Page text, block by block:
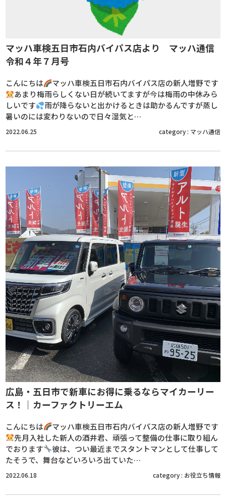
マッハ車検五日市石内バイパス店より マッハ通信
令和４年７月号
こんにちは
マッハ車検五日市石内バイパス店の新人増野です
あまり梅雨らしくない日が続いてますが今は梅雨の中休みら
しいです
雨が降らないと出かけるときは助かるんですが蒸し
暑いのには変わりないので日々湿気と…
2022.06.25 category : マッハ通信
広島・五日市で新車にお得に乗るならマイカーリー
ス！｜カーファクトリーエム
こんにちは
マッハ車検五日市石内バイパス店の新人増野です
先月入社した新人の酒井君、頑張って整備の仕事に取り組ん
でおります
彼は、つい最近までスタントマンとして仕事して
たそうで、舞台などいろいろ出ていた…
2022.06.18 category : お役立ち情報